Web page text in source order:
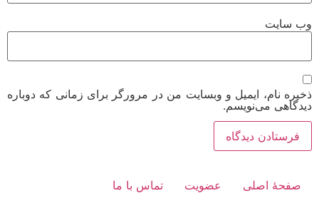
وب‌ سایت
ذخیره نام، ایمیل و وبسایت من در مرورگر برای زمانی که دوباره
دیدگاهی می‌نویسم.
صفحۀ اصلی عضویت تماس با ما